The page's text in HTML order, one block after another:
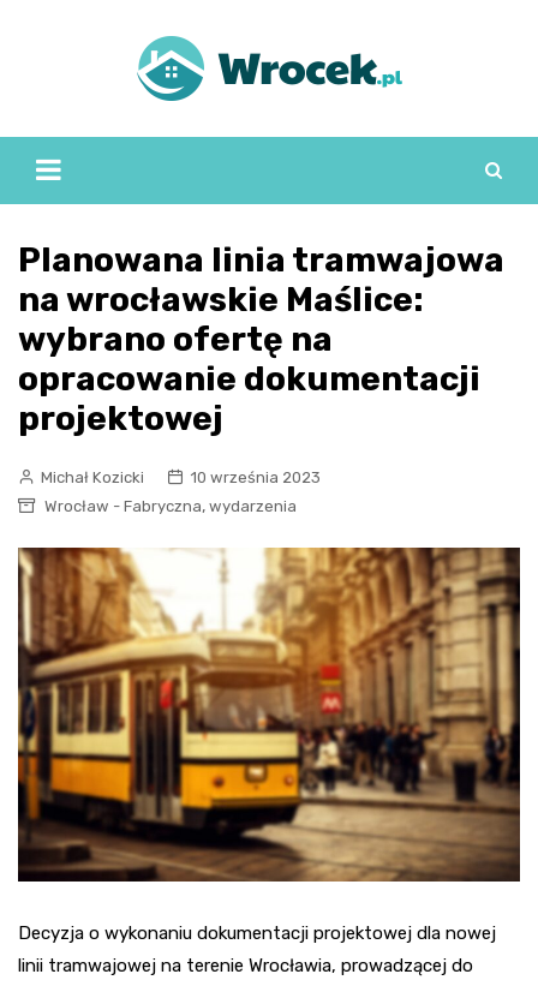
Planowana linia tramwajowa
na wrocławskie Maślice:
wybrano ofertę na
opracowanie dokumentacji
projektowej
Michał Kozicki
10 września 2023
Wrocław - Fabryczna, wydarzenia
Decyzja o wykonaniu dokumentacji projektowej dla nowej
linii tramwajowej na terenie Wrocławia, prowadzącej do